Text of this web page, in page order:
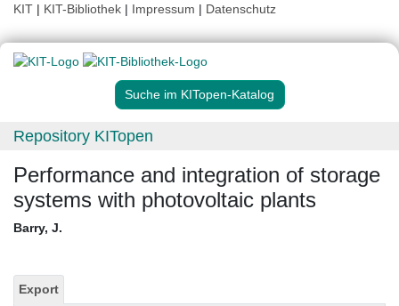
KIT | KIT-Bibliothek | Impressum | Datenschutz
Suche im KITopen-Katalog
Repository KITopen
Performance and integration of storage
systems with photovoltaic plants
Barry, J.
Export